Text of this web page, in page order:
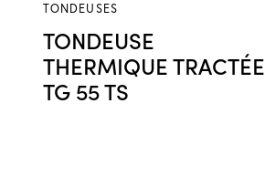
TONDEUSE
THERMIQUE TRACTÉE
TG 55 TS
TONDEUSES